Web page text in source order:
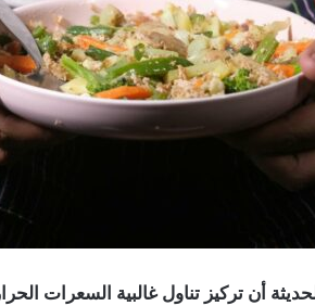
أن تركيز تناول غالبية السعرات